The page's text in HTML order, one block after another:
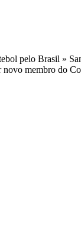
pelo Brasil »
novo membro do